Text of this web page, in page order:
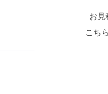
お見
こち